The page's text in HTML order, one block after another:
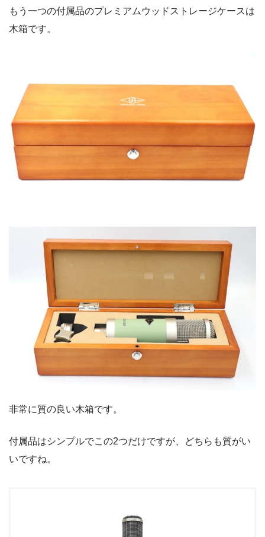
もう一つの付属品のプレミアムウッドストレージケースは
木箱です。
非常に質の良い木箱です。
付属品はシンプルでこの2つだけですが、どちらも質がい
いですね。